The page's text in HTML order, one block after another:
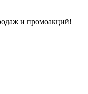
и промоакций!